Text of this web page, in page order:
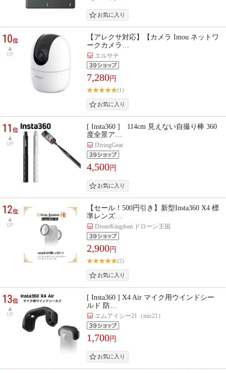
10位
UP
【アレクサ対応】【カメラ Imou ネットワ
ークカメラ…
エルサチ
7,280円
(1)
11位
UP
[ Insta360 ] 114cm 見えない自撮り棒 360
度全景ア…
DivingGear
4,500円
12位
UP
【セール！500円引き】新型Insta360 X4 標
準レンズ…
DroneKingdom ドローン王国
2,900円
(2)
13位
UP
[ Insta360 ] X4 Air マイク用ウインドシー
ルド 防…
エムアイシー21（mic21）
1,700円